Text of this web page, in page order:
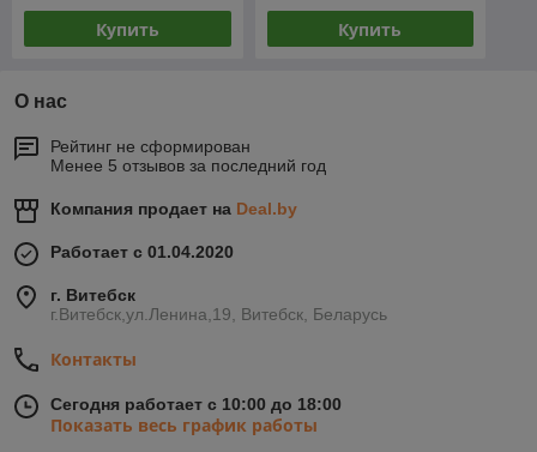
Купить Купить
О нас
Рейтинг не сформирован
Менее 5 отзывов за последний год
Компания продает на Deal.by
Работает с 01.04.2020
г. Витебск
г.Витебск,ул.Ленина,19, Витебск, Беларусь
Контакты
Сегодня работает с 10:00 до 18:00
Показать весь график работы